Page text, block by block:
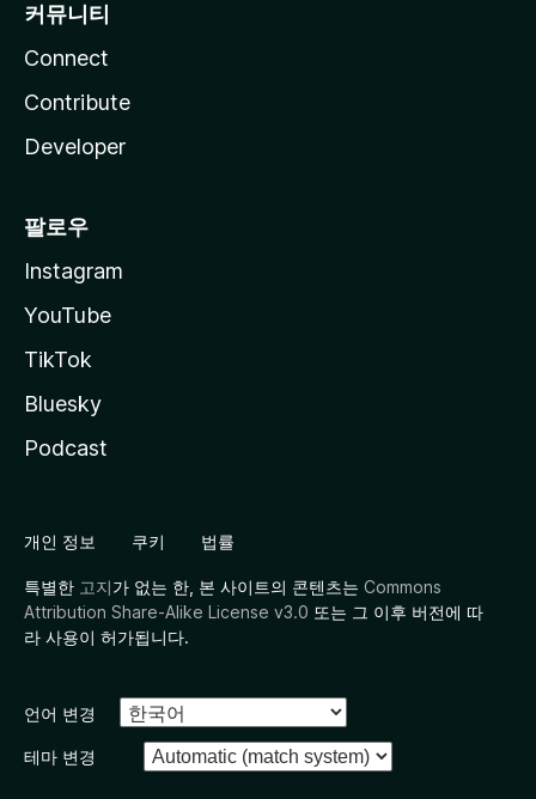
커뮤니티
Connect
Contribute
Developer
팔로우
Instagram
YouTube
TikTok
Bluesky
Podcast
개인 정보 쿠키 법률
특별한 고지가 없는 한, 본 사이트의 콘텐츠는 Commons
Attribution Share-Alike License v3.0 또는 그 이후 버전에 따
라 사용이 허가됩니다.
언어 변경
테마 변경